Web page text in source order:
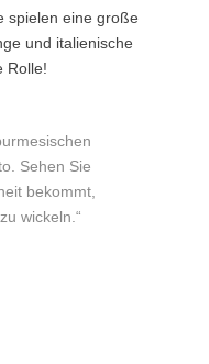
spielen eine große
und italienische
Rolle!
Sehen Sie
bekommt,
wickeln.“